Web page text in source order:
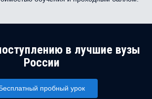
в лучшие вузы
России
пробный урок